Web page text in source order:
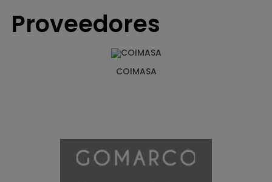
Proveedores
COIMASA